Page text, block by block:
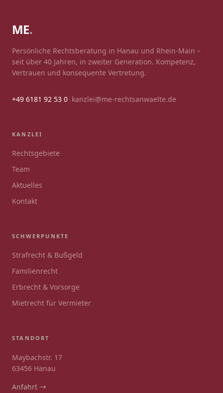
ME.
Persönliche Rechtsberatung in Hanau und Rhein-Main –
seit über 40 Jahren, in zweiter Generation. Kompetenz,
Vertrauen und konsequente Vertretung.
+49 6181 92 53 0 kanzlei@me-rechtsanwaelte.de
KANZLEI
Rechtsgebiete
Team
Aktuelles
Kontakt
SCHWERPUNKTE
Strafrecht & Bußgeld
Familienrecht
Erbrecht & Vorsorge
Mietrecht für Vermieter
STANDORT
Maybachstr. 17
63456 Hanau
Anfahrt